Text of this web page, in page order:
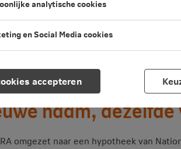
Hypotheek
naam,
omgezet naar een hypotheek van
accepteren
analytische cookies
en Social Media cookies